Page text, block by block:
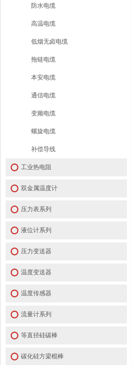
防水电缆
高温电缆
低烟无卤电缆
拖链电缆
本安电缆
通信电缆
变频电缆
螺旋电缆
补偿导线
工业热电阻
双金属温度计
压力表系列
液位计系列
压力变送器
温度变送器
温度传感器
流量计系列
等直径硅碳棒
碳化硅方梁棍棒